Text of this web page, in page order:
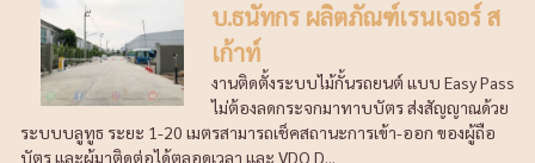
บ.ธนัทกร ผลิตภัณฑ์เรนเจอร์ ส
เก้าท์
งานติดตั้งระบบไม้กั้นรถยนต์ แบบ Easy Pass
ไม่ต้องลดกระจกมาทาบบัตร ส่งสัญญาณด้วย
ระบบบลูทูธ ระยะ 1-20 เมตรสามารถเช็คสถานะการเข้า-ออก ของผู้ถือ
บัตร และผู้มาติดต่อได้ตลอดเวลา และ VDO D...